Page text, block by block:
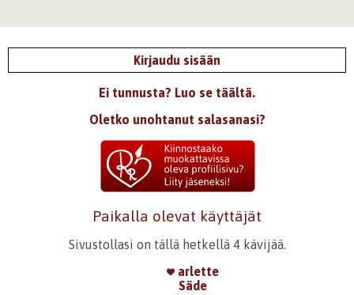
Kirjaudu sisään
Ei tunnusta? Luo se täältä.
Oletko unohtanut salasanasi?
Paikalla olevat käyttäjät
Sivustollasi on tällä hetkellä 4 kävijää.
arlette
Säde